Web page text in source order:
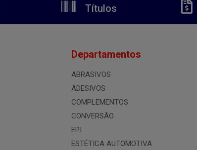
Títulos
Departamentos
ABRASIVOS
ADESIVOS
COMPLEMENTOS
CONVERSÃO
EPI
ESTÉTICA AUTOMOTIVA